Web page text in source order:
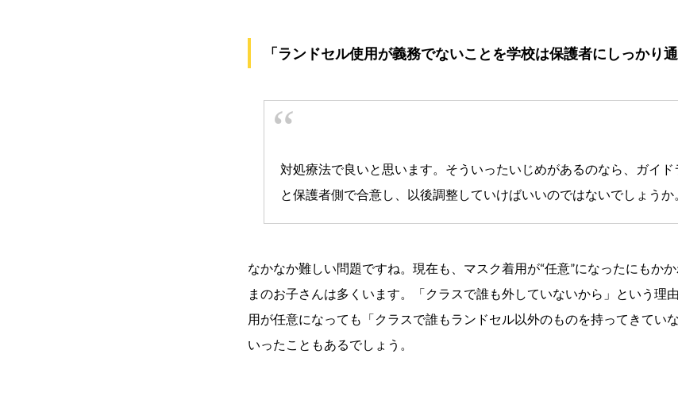
「ランドセル使用が義務でないことを学校は保護者にしっかり通
対処療法で良いと思います。そういったいじめがあるのなら、ガイ
と保護者側で合意し、以後調整していけばいいのではないでしょうか
なかなか難しい問題ですね。現在も、マスク着用が“任意”になったにもか
まのお子さんは多くいます。「クラスで誰も外していないから」という理
用が任意になっても「クラスで誰もランドセル以外のものを持ってきてい
いったこともあるでしょう。